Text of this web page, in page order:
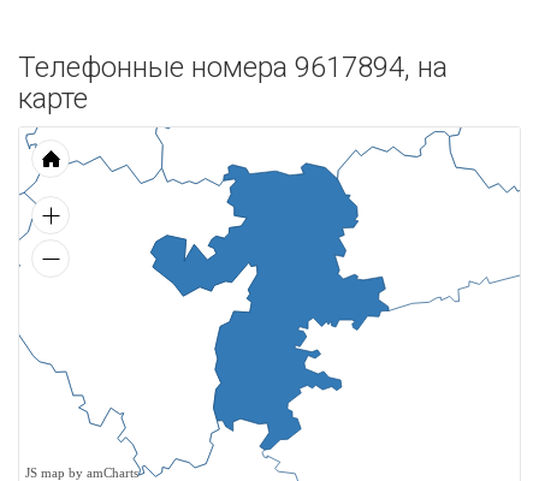
Телефонные номера 9617894, на
карте
JS map by amCharts